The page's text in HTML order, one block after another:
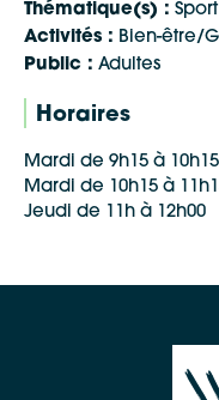
Thématique(s) : Sport
Activités : Bien-être/
Public : Adultes
Horaires
Mardi de 9h15 à 10h15
Mardi de 10h15 à
Jeudi de 11h à 12h00